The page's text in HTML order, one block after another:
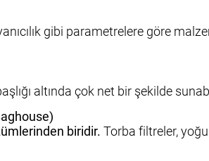
yanıcılık gibi parametrelere göre
altında çok net bir şekilde
biridir. Torba filtreler,